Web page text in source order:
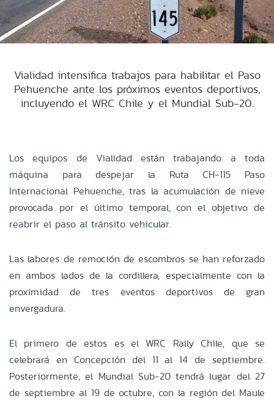
Vialidad intensifica trabajos para habilitar el Paso
Pehuenche ante los próximos eventos deportivos,
incluyendo el WRC Chile y el Mundial Sub-20.
Los equipos de Vialidad están trabajando a toda
máquina para despejar la Ruta CH-115 Paso
Internacional Pehuenche, tras la acumulación de nieve
provocada por el último temporal, con el objetivo de
reabrir el paso al tránsito vehicular.
Las labores de remoción de escombros se han reforzado
en ambos lados de la cordillera, especialmente con la
proximidad de tres eventos deportivos de gran
envergadura.
El primero de estos es el WRC Rally Chile, que se
celebrará en Concepción del 11 al 14 de septiembre.
Posteriormente, el Mundial Sub-20 tendrá lugar del 27
de septiembre al 19 de octubre, con la región del Maule